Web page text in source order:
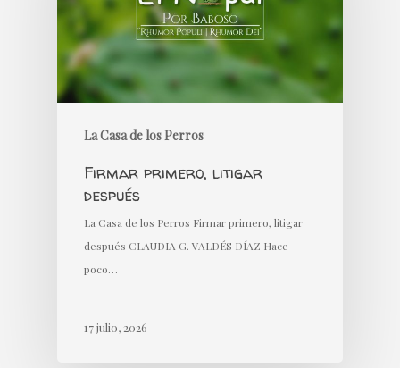
La Casa de los Perros
Firmar primero, litigar
después
La Casa de los Perros Firmar primero, litigar
después CLAUDIA G. VALDÉS DÍAZ Hace
poco…
17 julio, 2026